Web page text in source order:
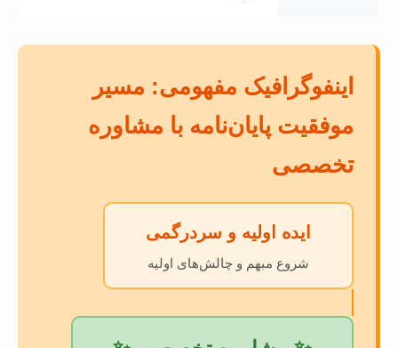
اینفوگرافیک مفهومی: مسیر
موفقیت پایان‌نامه با مشاوره
تخصصی
ایده اولیه و سردرگمی
شروع مبهم و چالش‌های اولیه